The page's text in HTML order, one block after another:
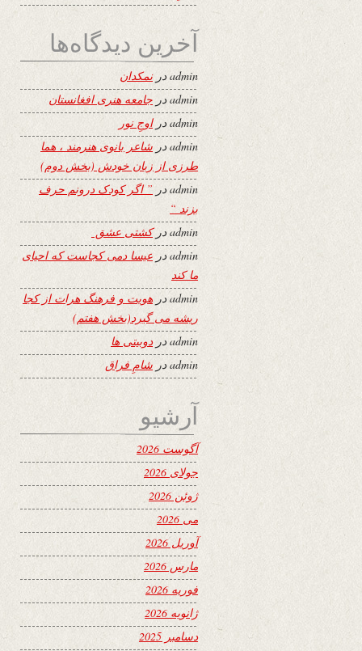
آخرین دیدگاه‌ها
adminدرنمکدان
adminدر جامعه هنری افغانستان
adminدراوجِ نور
adminدر شاعر بانوی هنرمند ، هما
طرزی از زبان خودش (بخش دوم)
adminدر ” اگر کودک درونم حرف
بزند “
adminدرکشتی عشق
adminدر عیسا دمی کجاست که احیای
ما کند
adminدر هویت و فرهنگ هرات از کجا
ریشه می گیرد(بخش هفتم)
adminدردوبیتی ها
admin در شامِ فراق
آرشیو
آگوست 2026
جولای 2026
ژوئن 2026
می 2026
آوریل 2026
مارس 2026
فوریه 2026
ژانویه 2026
دسامبر 2025